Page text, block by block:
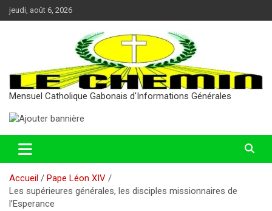
Aller
au
jeudi, août 6, 2026
Mensuel Catholique Gabonais d'Informations Générales
Accueil
Pape Léon XIV
Les supérieures générales, les disciples missionnaires de
l’Esperance